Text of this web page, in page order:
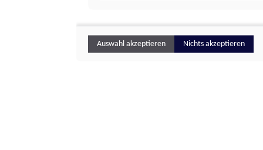
Auswahl akzeptieren Nichts akzeptieren